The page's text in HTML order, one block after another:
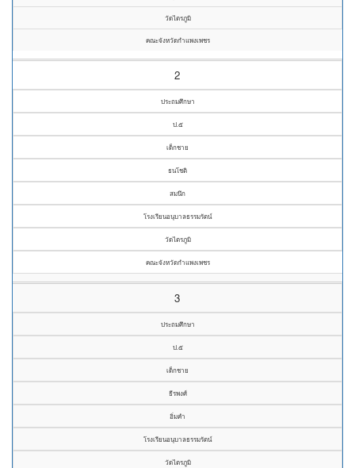
วัดไตรภูมิ
คณะจังหวัดกำแพงเพชร
2
ประถมศึกษา
ป.๕
เด็กชาย
ธนโชติ
สมนึก
โรงเรียนอนุบาลธรรมรัตน์
วัดไตรภูมิ
คณะจังหวัดกำแพงเพชร
3
ประถมศึกษา
ป.๕
เด็กชาย
ธีรพงศ์
อิ่มคำ
โรงเรียนอนุบาลธรรมรัตน์
วัดไตรภูมิ